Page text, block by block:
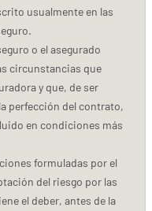
usualmente en las
o el asegurado
circunstancias que
y que, de ser
perfección del contrato,
en condiciones más
formuladas por el
del riesgo por las
el deber, antes de la